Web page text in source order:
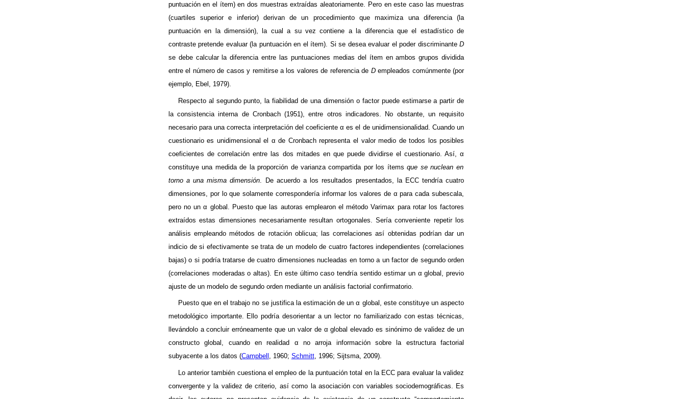
puntuación en el ítem) en dos muestras extraídas aleatoriamente. Pero en este caso las muestras
(cuartiles superior e inferior) derivan de un procedimiento que maximiza una diferencia (la
puntuación en la dimensión), la cual a su vez contiene a la diferencia que el estadístico de
contraste pretende evaluar (la puntuación en el ítem). Si se desea evaluar el poder discriminanteD
se debe calcular la diferencia entre las puntuaciones medias del ítem en ambos grupos dividida
entre el número de casos y remitirse a los valores de referencia de Dempleados comúnmente (por
ejemplo, Ebel , 1979).
Respecto al segundo punto, la fiabilidad de una dimensión o factor puede estimarse a partir de
la consistencia interna de Cronbach(1951), entre otros indicadores. No obstante, un requisito
necesario para una correcta interpretación del coeficienteα es el de unidimensionalidad . Cuando un
cuestionario es unidimensionalel α de Cronbachrepresenta el valor medio de todos los posibles
coeficientes de correlación entre las dos mitades en que puede dividirse el cuestionario. Así,α
constituye una medida de la proporción de varianza compartida por los ítemsque se nuclean en
torno a una misma dimensión . De acuerdo a los resultados presentados, la ECC tendría cuatro
dimensiones, por lo que solamente correspondería informar los valores de α para cadasubescala
pero noun α global. Puesto que las autoras emplearon el métodoVarimax para rotar los factores
extraídos estas dimensiones necesariamente resultan ortogonales. Sería conveniente repetir los
análisis empleando métodos de rotación oblicua; las correlaciones así obtenidas podrían dar un
indicio de si efectivamente se trata de un modelo de cuatro factores independientes (correlaciones
bajas) o si podría tratarse de cuatro dimensiones nucleadas en torno a un factor de segundo orden
(correlaciones moderadas o altas). En este último caso tendría sentido estimar un α global, previo
ajuste de un modelo de segundo orden mediante un análisis factorial confirmatorio.
Puesto que en el trabajo no se justifica la estimación de unα global, este constituye un aspecto
metodológico importante. Ello podría desorientar a un lector no familiarizado con estas técnicas,
llevándolo a concluir erróneamente que un valor de α global elevado es sinónimo de validez de un
constructo global, cuando en realidad α no arroja información sobre la estructura factorial
subyacente a los datos (Campbell , 1960; Schmitt, 1996; Sijtsma, 2009).
Lo anterior también cuestiona el empleo de la puntuación total en la ECC para evaluar la validez
convergente y la validez de criterio, así como la asociación con variables sociodemográficas. Es